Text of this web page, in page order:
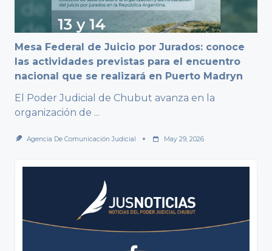
Mesa Federal de Juicio por Jurados: conoce
las actividades previstas para el encuentro
nacional que se realizará en Puerto Madryn
El Poder Judicial de Chubut avanza en la
organización de ...
Agencia De Comunicación Judicial May 29, 2026